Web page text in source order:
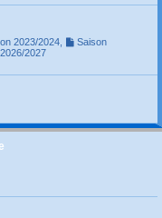
2023/2024,
Saison
2027